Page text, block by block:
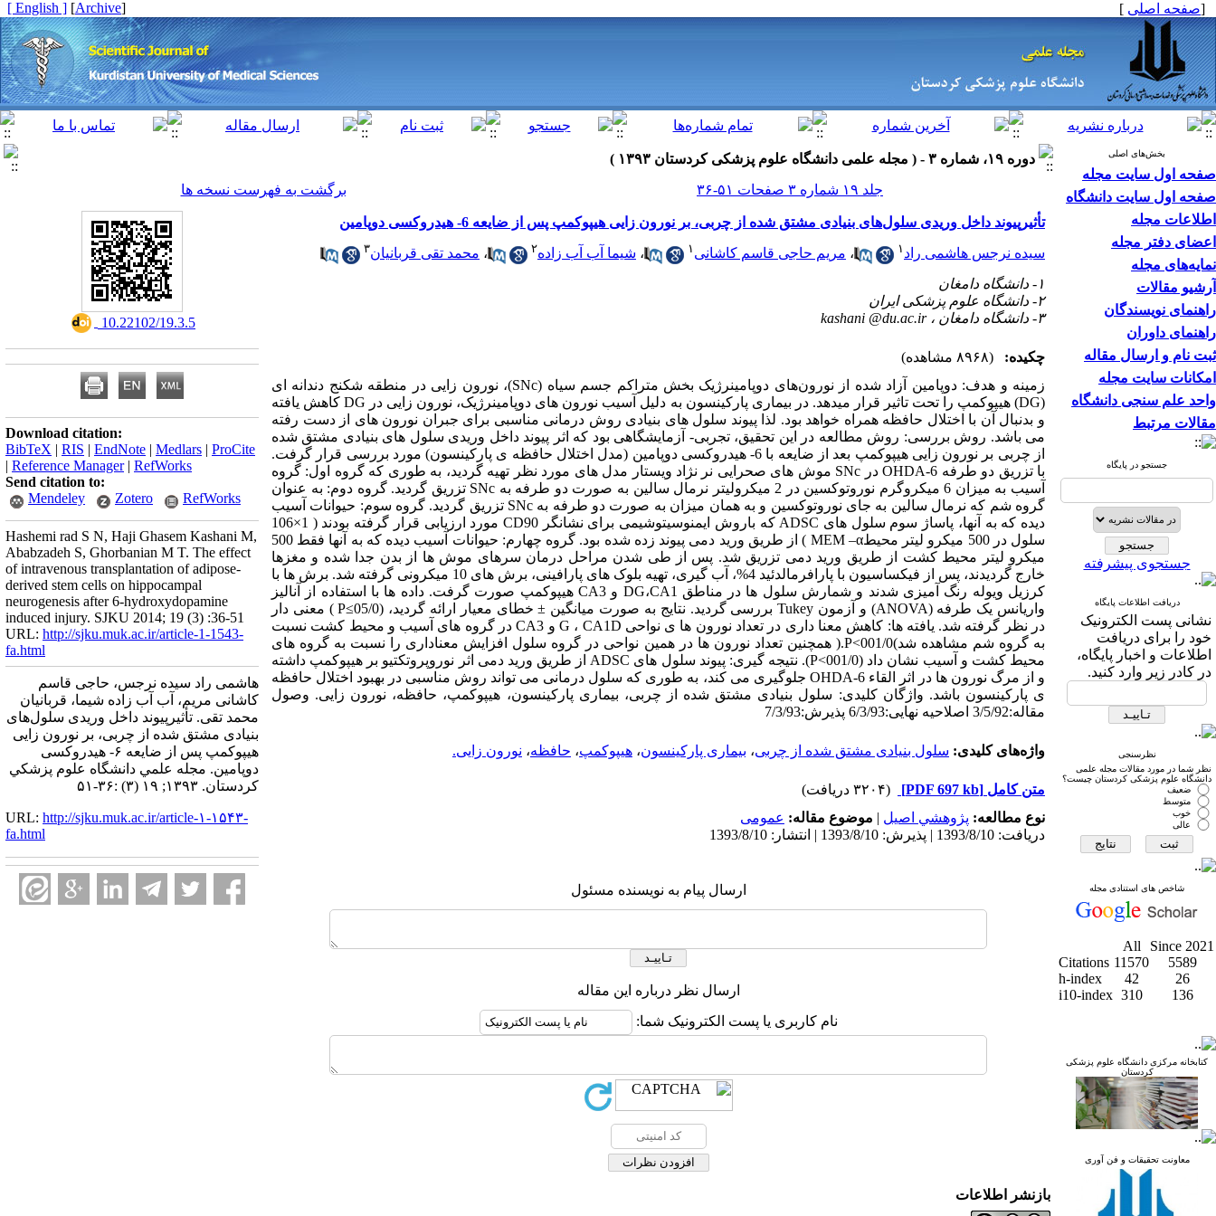
[صفحه اصلی ]
[
Archive
]
[ English ]
بخش‌های اصلی
صفحه اول سایت مجله
صفحه اول سایت دانشگاه
اطلاعات مجله
اعضای دفتر مجله
نمایه‌های مجله
آرشیو مقالات
راهنمای نویسندگان
راهنمای داوران
ثبت نام و ارسال مقاله
امکانات سایت مجله
واحد علم سنجی دانشگاه
مقالات مرتبط
جستجو در پایگاه
جستجوی پیشرفته
دریافت اطلاعات پایگاه
نشانی پست الکترونیک
خود را برای دریافت
اطلاعات و اخبار پایگاه،
در کادر زیر وارد کنید.
نظرسنجی
نظر شما در مورد مقالات مجله علمی
دانشگاه علوم پزشکی کردستان چیست؟
ضعیف
متوسط
خوب
عالی
شاخص های استنادی مجله
All
Since 2021
Citations 11570
5589
h-index
42
26
i10-index 310 136
کتابخانه مرکزی دانشگاه علوم پزشکی
کردستان
معاونت تحقیقات و فن آوری
دوره ۱۹، شماره ۳ - ( مجله علمی دانشگاه علوم پزشکی کردستان ۱۳۹۳ )
جلد ۱۹ شماره ۳ صفحات ۵۱-۳۶
برگشت به فهرست نسخه ها
تأثیرپیوند داخل وریدی سلول‌های بنیادی مشتق شده از چربی، بر نورون زایی هیپوکمپ پس از ضایعه 6- هیدروکسی دوپامین
سیده نرجس هاشمی راد ۱ ، مریم حاجی قاسم کاشانی ۱ ، شیما آب آب زاده۲ ، محمد تقی قربانیان۳
۱- دانشگاه دامغان
۲- دانشگاه علوم پزشکی ایران
۳- دانشگاه دامغان ،
kashani @du.ac.ir
چکیده:
(۸۹۶۸ مشاهده)
زمینه و هدف: دوپامین آزاد شده از نورون‌های دوپامینرژیک بخش متراکم جسم سیاه (SNc)، نورون زایی در منطقه شکنج دندانه ای
(DG) هیپوکمپ را تحت تاثیر قرار میدهد. در بیماری پارکینسون به دلیل آسیب نورون های دوپامینرژیک، نورون زایی در DG کاهش یافته
و بدنبال آن با اختلال حافظه همراه خواهد بود. لذا پیوند سلول های بنیادی روش درمانی مناسبی برای جبران نورون های از دست رفته
می باشد. روش بررسی: روش مطالعه در این تحقیق، تجربی- آزمایشگاهی بود که اثر پیوند داخل وریدی سلول های بنیادی مشتق شده
از چربی بر نورون زایی هیپوکمپ بعد از ضایعه با 6- هیدروکسی دوپامین (مدل اختلال حافظه ی پارکینسون) مورد بررسی قرار گرفت.
با تزریق دو طرفه 6-OHDA در SNc موش های صحرایی نر نژاد ویستار مدل های مورد نظر تهیه گردید، به طوری که گروه اول: گروه
آسیب به میزان 6 میکروگرم نوروتوکسین در 2 میکرولیتر نرمال سالین به صورت دو طرفه به SNc تزریق گردید. گروه دوم: به عنوان
گروه شم که نرمال سالین به جای نوروتوکسین و به همان میزان به صورت دو طرفه به SNc تزریق گردید. گروه سوم: حیوانات آسیب
دیده که به آنها، پاساژ سوم سلول های ADSC که با‌روش ایمنوسیتوشیمی برای نشانگر CD90 مورد ارزیابی قرار گرفته بودند ( 1×106
سلول در 500 میکرو لیتر محیطMEM –α ) از طریق ورید دمی پیوند زده شده بود. گروه چهارم: حیوانات آسیب دیده که به آنها فقط 500
میکرو لیتر محیط کشت از طریق ورید دمی تزریق شد. پس از طی شدن مراحل درمان سرهای موش ها از بدن جدا شده و مغزها
خارج گردیدند، پس از فیکساسیون با پارافرمالدئید 4%، آب گیری، تهیه بلوک های پارافینی، برش های 10 میکرونی گرفته شد. برش ها با
کرزیل ویوله رنگ آمیزی شدند و شمارش سلول ها در مناطق DG،CA1 و CA3 هیپوکمپ صورت گرفت. داده ها با استفاده از آنالیز
واریانس یک طرفه (ANOVA) و آزمون Tukey بررسی گردید. نتایج به صورت میانگین ± خطای معیار ارائه گردید، (05/0≥P ) معنی دار
در نظر گرفته شد. یافته ها: کاهش معنا داری در تعداد نورون ها ی نواحی D‏G ، CA1 و CA3 در گروه های آسیب و محیط کشت نسبت
به گروه شم مشاهده شد)001/0>P.( همچنین تعداد نورون ها در همین نواحی در گروه سلول افزایش معناداری را نسبت به گروه های
محیط کشت و آسیب نشان داد (001/0>P). نتیجه گیری: پیوند سلول های ADSC از طریق ورید دمی اثر نوروپروتکتیو بر هیپوکمپ داشته
و از مرگ نورون ها در اثر القاء 6-OHDA جلوگیری می کند، به طوری که سلول درمانی می تواند روش مناسبی در بهبود اختلال حافظه
ی پارکینسون باشد. واژگان کلیدی: سلول بنیادی مشتق شده از چربی، بیماری پارکینسون، هیپوکمپ، حافظه، نورون زایی. وصول
مقاله:3/5/92 اصلاحیه نهایی:6/3/93 پذیرش:7/3/93
واژه‌های کلیدی: سلول بنیادی مشتق شده از چربی، بیماری پارکینسون، هیپوکمپ، حافظه، نورون زایی.
متن کامل [PDF 697 kb]
(۳۲۰۴ دریافت)
نوع مطالعه: پژوهشي اصیل | موضوع مقاله: عمومى
دریافت: 1393/8/10 | پذیرش: 1393/8/10 | انتشار: 1393/8/10
ارسال پیام به نویسنده مسئول
ارسال نظر درباره این مقاله
نام کاربری یا پست الکترونیک شما:
‎ 10.22102/19.3.5
Download citation:
BibTeX | RIS | EndNote | Medlars | ProCite
| Reference Manager| RefWorks
Send citation to:
Mendeley
Zotero RefWorks
Hashemi rad S N, Haji Ghasem Kashani M,
Ababzadeh S, Ghorbanian M T. The effect
of intravenous transplantation of adipose-
derived stem cells on hippocampal
neurogenesis after 6-hydroxydopamine
induced injury. SJKU 2014; 19 (3) :36-51
URL: http://sjku.muk.ac.ir/article-1-1543-
fa.html
هاشمی راد سیده نرجس، حاجی قاسم
کاشانی مریم، آب آب زاده شیما، قربانیان
محمد تقی. تأثیرپیوند داخل وریدی سلول‌های
بنیادی مشتق شده از چربی، بر نورون زایی
هیپوکمپ پس از ضایعه ۶- هیدروکسی
دوپامین. مجله علمي دانشگاه علوم پزشكي
كردستان. ۱۳۹۳; ۱۹ (۳) :۳۶-۵۱
URL: http://sjku.muk.ac.ir/article-۱-۱۵۴۳-
fa.html
بازنشر اطلاعات